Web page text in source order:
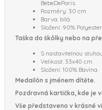
BebeDeParis.
Rozměry: 30 cm
Barva: bílá.
Složení: 90%
Taška do škôlky nebo na
S nastavitelnou
Velikost: 33x40 cm.
Složení: 100% Bavlna.
Medailón s jménem dítěte.
Pozdravná kartička, kde je
Vše představeno v krásné